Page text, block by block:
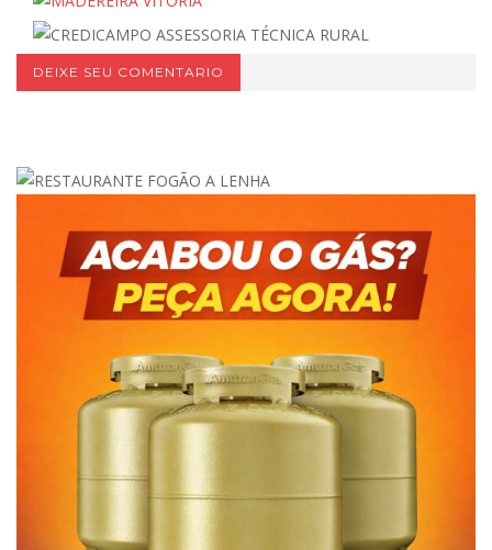
DEIXE SEU COMENTARIO